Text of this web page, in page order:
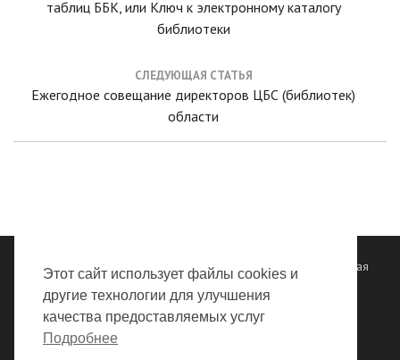
статья:
таблиц ББК, или Ключ к электронному каталогу
библиотеки
СЛЕДУЮЩАЯ СТАТЬЯ
Следующая
Ежегодное совещание директоров ЦБС (библиотек)
области
Все права защищены ©
ГБУК "Владимирская областная научная
библиотека"2012 - 2026
Политика обработки персональных данных
Этот сайт использует файлы cookies и
другие технологии для улучшения
качества предоставляемых услуг
Подробнее